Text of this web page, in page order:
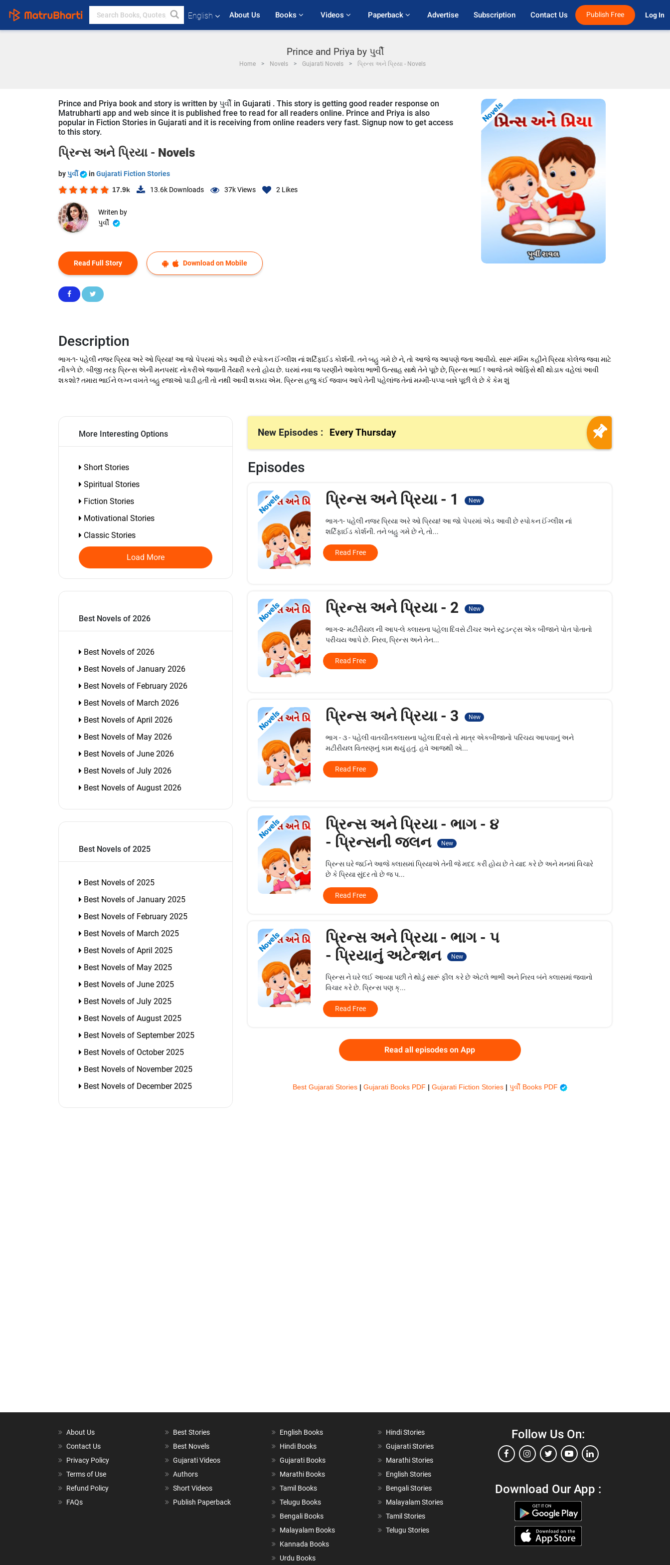
English About Us Books Videos Paperback Advertise Subscription Contact Us Publish Free Log In
Prince and Priya by પુર્વી
Home Novels Gujarati Novels પ્રિન્સ અને પ્રિયા - Novels
Prince and Priya book and story is written by પુર્વી in Gujarati . This story is getting good reader response on
Matrubharti app and web since it is published free to read for all readers online. Prince and Priya is also
popular in Fiction Stories in Gujarati and it is receiving from online readers very fast. Signup now to get access
to this story.
પ્રિન્સ અને પ્રિયા - Novels
byપુર્વી in Gujarati Fiction Stories
17.9k 13.6k Downloads 37kViews 2 Likes
Writen by
પુર્વી
Read Full Story Download on Mobile
Novels
Description
ભાગ-૧- પહેલી નજર પ્રિયા અરે ઓ પ્રિયા! આ જો પેપરમાં એડ આવી છે સ્પોકન ઈંગ્લીશ નાં શર્ટિફાઈડ કોર્શની. તને બહુ ગમે છે ને, તો આજે જ આપણે જતા આવીયે. સારૂં મંમ્મિ કહીને પ્રિયા કોલેજ જવા માટે
નીકળે છે. બીજી તરફ પ્રિન્સ એની મનપસંદ નોકરીએ જવાની તૈયારી કરતો હોય છે. ઘરમાં નવા જ પરણીને આવેલા ભાભી ઉત્સાહ સાથે તેને પૂછે છે, પ્રિન્સ ભાઈ ! આજે તમે ઓફિસે થી થોડાક વહેલાં આવી
શકશો? તમારા ભાઈને લગ્ન વખતે બહુ રજાઓ પાડી હતી તો નથી આવી શકાય એમ. પ્રિન્સ હજુ કંઈ જવાબ આપે તેની પહેલાંજ તેનાં મમ્મી-પપ્પા બન્ને પૂછી લે છે કે કેમ શું
More Interesting Options
Short Stories
Spiritual Stories
Fiction Stories
Motivational Stories
Classic Stories
Load More
Best Novels of 2026
Best Novels of 2026
Best Novels of January 2026
Best Novels of February 2026
Best Novels of March 2026
Best Novels of April 2026
Best Novels of May 2026
Best Novels of June 2026
Best Novels of July 2026
Best Novels of August 2026
Best Novels of 2025
Best Novels of 2025
Best Novels of January 2025
Best Novels of February 2025
Best Novels of March 2025
Best Novels of April 2025
Best Novels of May 2025
Best Novels of June 2025
Best Novels of July 2025
Best Novels of August 2025
Best Novels of September 2025
Best Novels of October 2025
Best Novels of November 2025
Best Novels of December 2025
New Episodes : Every Thursday
Episodes
Novels પ્રિન્સ અને પ્રિયા - 1 New
ભાગ-૧- પહેલી નજર પ્રિયા અરે ઓ પ્રિયા! આ જો પેપરમાં એડ આવી છે સ્પોકન ઈંગ્લીશ નાં
શર્ટિફાઈડ કોર્શની. તને બહુ ગમે છે ને, તો...
Read Free
Novels પ્રિન્સ અને પ્રિયા - 2 New
ભાગ-૨- મટીરીયલ ની આપ-લે ક્લાસના પહેલા દિવસે ટીચર અને સ્ટુડન્ટ્સ એક બીજાને પોત પોતાનો
પરીચય આપે છે. નિરવ, પ્રિન્સ અને તેન...
Read Free
Novels પ્રિન્સ અને પ્રિયા - 3 New
ભાગ - ૩ - પહેલી વાતચીતક્લાસના પહેલા દિવસે તો માત્ર એકબીજાનો પરિચય આપવાનું અને
મટીરીયલ વિતરણનું કામ થયું હતું. હવે આજથી એ...
Read Free
Novels
પ્રિન્સ અને પ્રિયા - ભાગ - ૪
- પ્રિન્સની જલન
New
પ્રિન્સ ઘરે જઈને આજે ક્લાસમાં પ્રિયાએ તેની જે મદદ કરી હોય છે તે યાદ કરે છે અને મનમાં વિચારે
છે કે પ્રિયા સુંદર તો છે જ પ...
Read Free
Novels
પ્રિન્સ અને પ્રિયા - ભાગ - ૫
- પ્રિયાનું અટેન્શન
New
પ્રિન્સ ને ઘરે લઈ આવ્યા પછી તે થોડું સારૂં ફીલ કરે છે એટલે ભાભી અને નિરવ બંને ક્લાસમાં જવાનો
વિચાર કરે છે. પ્રિન્સ પણ ક્...
Read Free
Read all episodes on App
Best Gujarati Stories | Gujarati Books PDF | Gujarati Fiction Stories | પુર્વી Books PDF
About Us
Contact Us
Privacy Policy
Terms of Use
Refund Policy
FAQs
Best Stories
Best Novels
Gujarati Videos
Authors
Short Videos
Publish Paperback
English Books
Hindi Books
Gujarati Books
Marathi Books
Tamil Books
Telugu Books
Bengali Books
Malayalam Books
Kannada Books
Urdu Books
Hindi Stories
Gujarati Stories
Marathi Stories
English Stories
Bengali Stories
Malayalam Stories
Tamil Stories
Telugu Stories
Follow Us On:
Download Our App :